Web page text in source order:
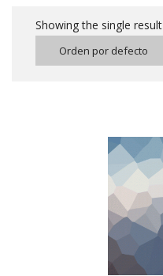
Showing the single result
Orden por defecto